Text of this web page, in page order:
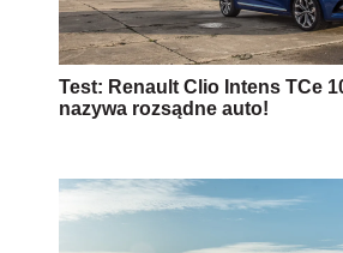
Test: Renault Clio Intens TCe
nazywa rozsądne auto!